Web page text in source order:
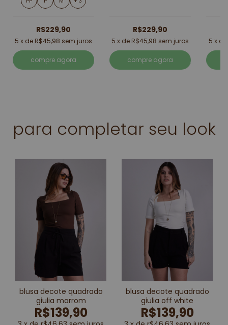
R$229,90
5 x de R$45,98 sem juros
compre agora
R$229,90
5 x de R$45,98 sem juros
compre agora
5 x
para completar seu look
blusa decote quadrado
giulia marrom
R$139,90
blusa decote quadrado
giulia off white
R$139,90